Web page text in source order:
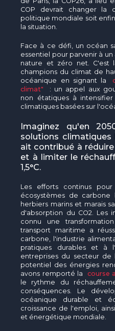
COP devrait changer la
politique mondiale soit
la situation.
Face à ce défi, un océan
essentiel pour parvenir à
nature et zéro net. C'est
champions du climat de
océanique en signant la
climat"
: un appel aux
non étatiques à
climatiques basées sur
Imaginez qu'en
solutions climatiques
ait contribué à
et à limiter le
1,5°C.
Les efforts continus
écosystèmes de carbone
herbiers marins et marais
d'absorption du CO2. Les
connu une
transport maritime a
carbone, l'industrie
pratiques durables et à
entreprises du secteur
potentiel des énergies
avons remporté la
course
le rythme du
conséquences. Le
océanique durable et
croissance de l'emploi,
et énergétique mondiale.